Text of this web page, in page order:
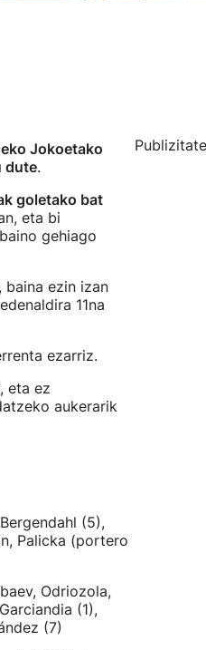
Jokoetako
dute.
goletako bat
eta bi
gehiago
baina ezin izan
11na
ezarriz.
eta ez
aukerarik
(5),
Palicka (portero
Odriozola,
(1),
(7)